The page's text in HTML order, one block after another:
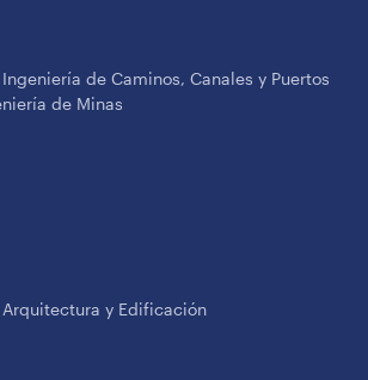
Ingeniería de Caminos, Canales y Puertos
de Minas
Arquitectura y Edificación